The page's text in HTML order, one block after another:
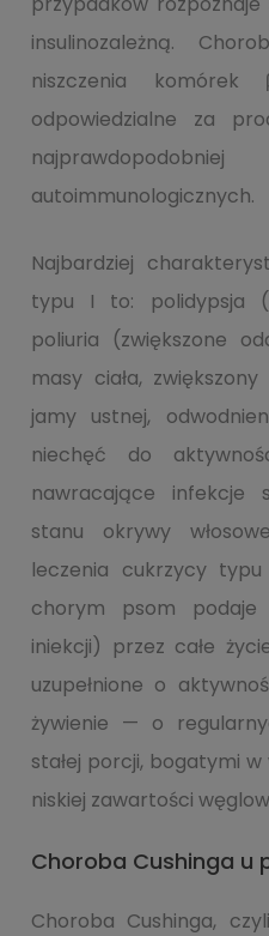
insulinozależną.
niszczenia
odpowiedzialne za
autoimmunologicznych.
Najbardziej
typu I to: polidypsja
poliuria (zwiększone
masy ciała,
jamy ustnej,
niechęć do
nawracające infekcje
stanu okrywy
leczenia cukrzycy
chorym psom
iniekcji) przez całe
uzupełnione o
żywienie — o
stałej porcji, bogatymi w
niskiej zawartości
Choroba Cushinga u
Choroba Cushinga,